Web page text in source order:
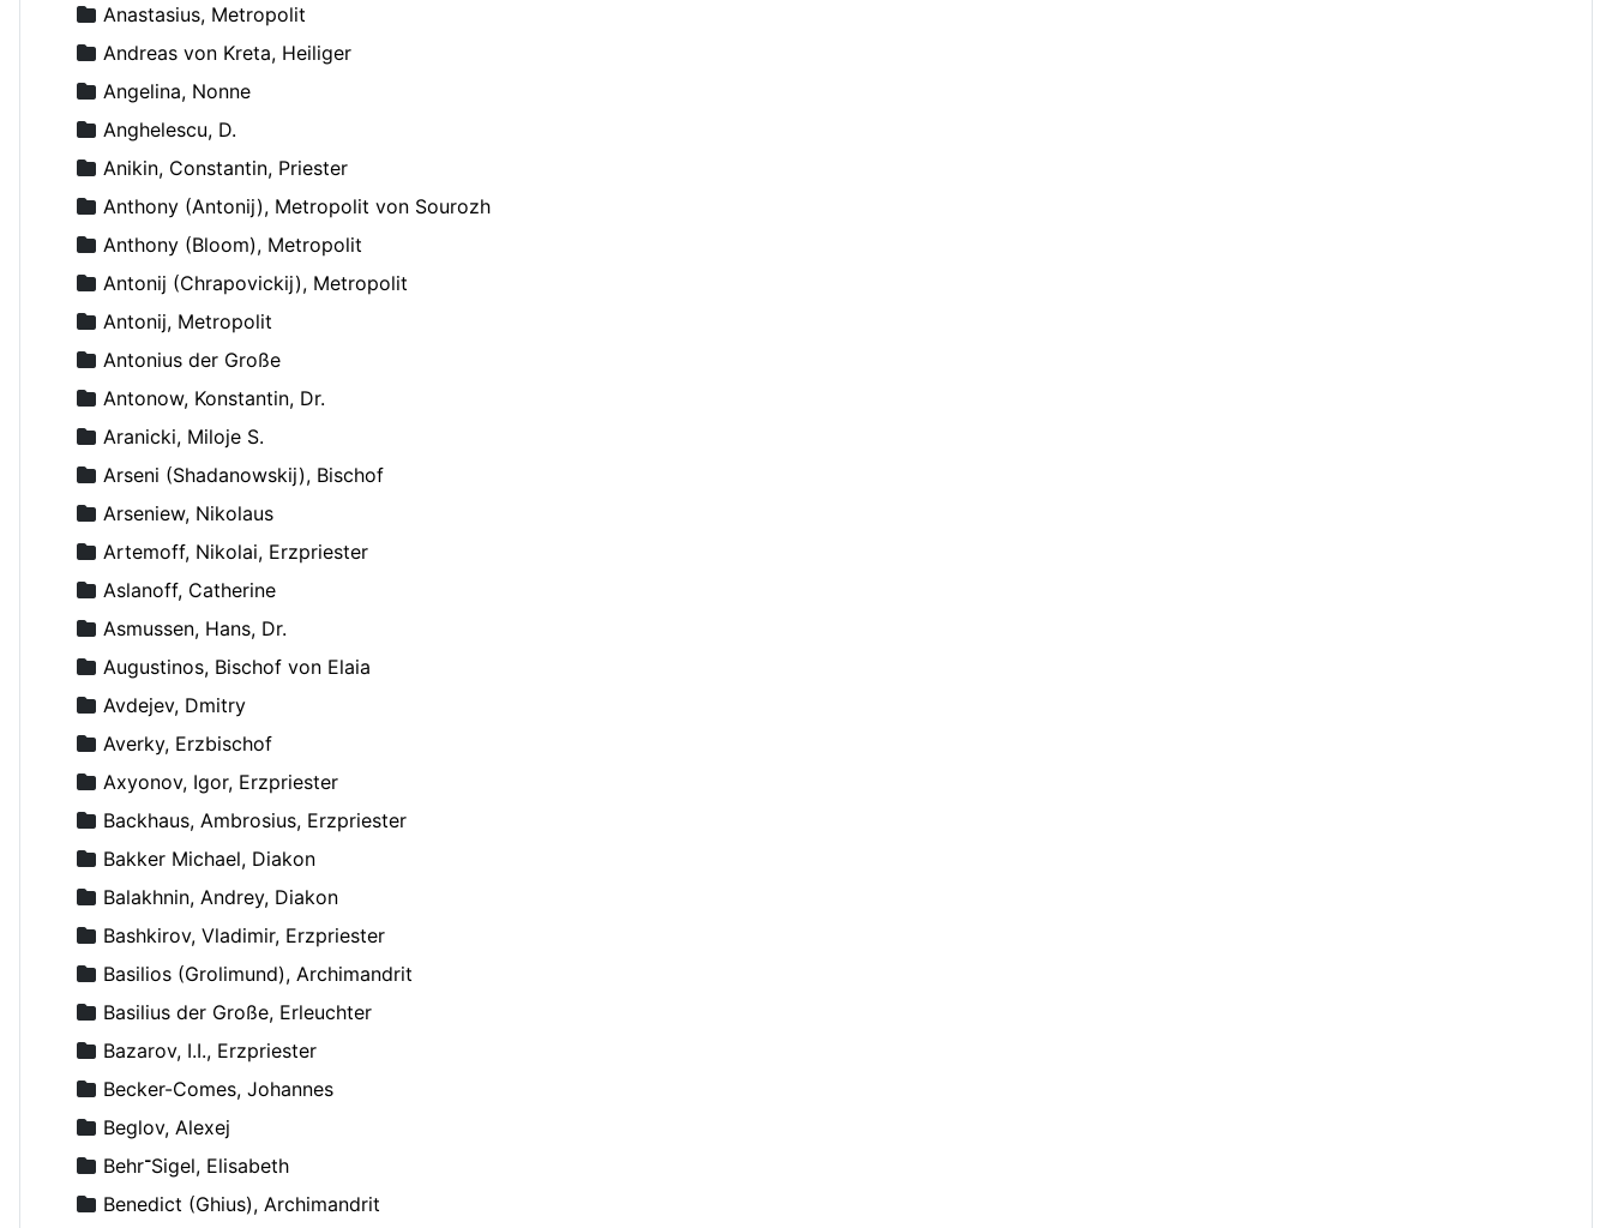
Anastasius, Metropolit
Andreas von Kreta, Heiliger
Angelina, Nonne
Anghelescu, D.
Anikin, Constantin, Priester
Anthony (Antonij), Metropolit von Sourozh
Anthony (Bloom), Metropolit
Antonij (Chrapovickij), Metropolit
Antonij, Metropolit
Antonius der Große
Antonow, Konstantin, Dr.
Aranicki, Miloje S.
Arseni (Shadanowskij), Bischof
Arseniew, Nikolaus
Artemoff, Nikolai, Erzpriester
Aslanoff, Catherine
Asmussen, Hans, Dr.
Augustinos, Bischof von Elaia
Avdejev, Dmitry
Averky, Erzbischof
Axyonov, Igor, Erzpriester
Backhaus, Ambrosius, Erzpriester
Bakker Michael, Diakon
Balakhnin, Andrey, Diakon
Bashkirov, Vladimir, Erzpriester
Basilios (Grolimund), Archimandrit
Basilius der Große, Erleuchter
Bazarov, I.I., Erzpriester
Becker-Comes, Johannes
Beglov, Alexej
Behr־Sigel, Elisabeth
Benedict (Ghius), Archimandrit